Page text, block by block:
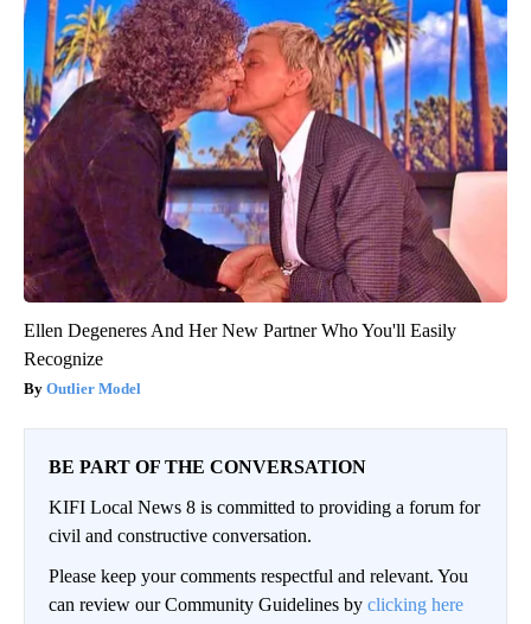
Ellen Degeneres And Her New Partner Who You'll Easily
Recognize
Outlier Model
BE PART OF THE CONVERSATION
KIFI Local News 8 is committed to providing a forum for
civil and constructive conversation.
Please keep your comments respectful and relevant. You
can review our Community Guidelines by clicking here